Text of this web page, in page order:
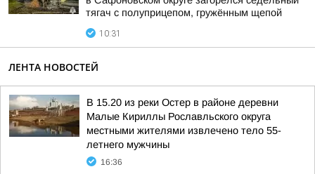
тягач с полуприцепом, гружённым щепой
10:31
ЛЕНТА НОВОСТЕЙ
В 15.20 из реки Остер в районе деревни
Малые Кириллы Рославльского округа
местными жителями извлечено тело 55-
летнего мужчины
16:36